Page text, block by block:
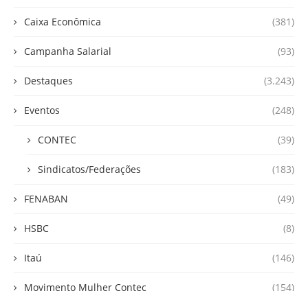
Caixa Econômica (381)
Campanha Salarial (93)
Destaques (3.243)
Eventos (248)
CONTEC (39)
Sindicatos/Federações (183)
FENABAN (49)
HSBC (8)
Itaú (146)
Movimento Mulher Contec (154)